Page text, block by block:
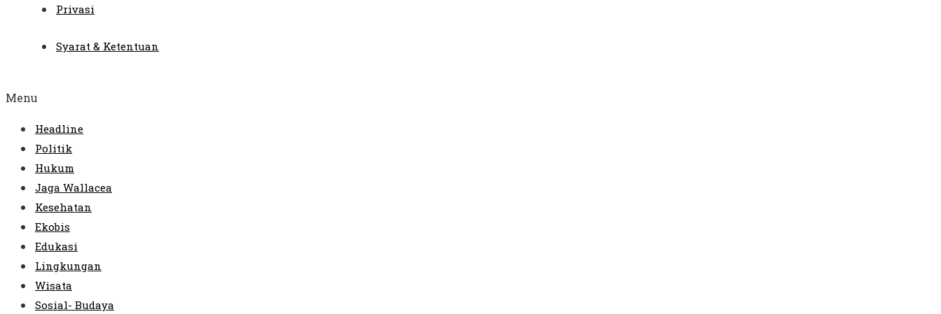
Privasi
Syarat & Ketentuan
Menu
Headline
Politik
Hukum
Jaga Wallacea
Kesehatan
Ekobis
Edukasi
Lingkungan
Wisata
Sosial- Budaya